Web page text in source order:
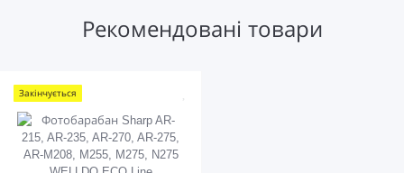
Рекомендовані товари
Закінчується